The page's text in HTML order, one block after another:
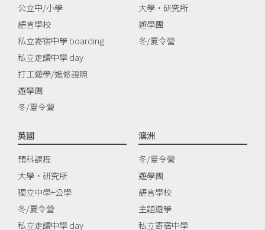
公立中/小學
語言學校
私立寄宿中學 boarding
私立走讀中學 day
打工遊學/進修證照
遊學團
冬/夏令營
大學‧研究所
遊學團
冬/夏令營
英國
預科課程
大學‧研究所
獨立中學+公學
冬/夏令營
私立走讀中學 day
澳洲
冬/夏令營
遊學團
語言學校
主題遊學
私立寄宿中學